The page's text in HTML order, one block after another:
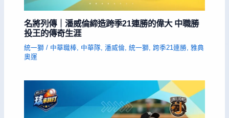
名將列傳｜潘威倫締造跨季21連勝的偉大 中職勝
投王的傳奇生涯
統一獅 / 中華職棒 中華隊 ,潘威倫 ,統一獅 跨季21連勝 ,雅典
奧運